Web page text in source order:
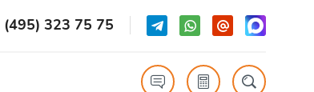
(495) 323 75 75